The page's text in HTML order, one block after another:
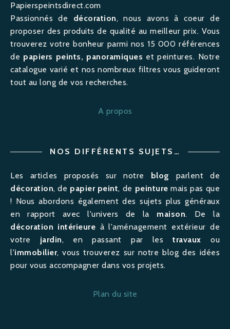
Papierspeintsdirect.com
Passionnés de décoration, nous avons à coeur de
proposer des produits de qualité au meilleur prix. Vous
trouverez votre bonheur parmi nos 15 000 références
de papiers peints, panoramiques et peintures. Notre
catalogue varié et nos nombreux filtres vous guideront
tout au long de vos recherches.
A propos
NOS DIFFÉRENTS SUJETS…
Les articles proposés sur notre blog parlent de
décoration, de papier peint, de peinture mais pas que
! Nous abordons également des sujets plus généraux
en rapport avec l'univers de la maison. De la
décoration intérieure à l'aménagement extérieur de
votre jardin, en passant par lestravaux ou
l'immobilier, vous trouverez sur notre blog des idées
pour vous accompagner dans vos projets.
Plan du site